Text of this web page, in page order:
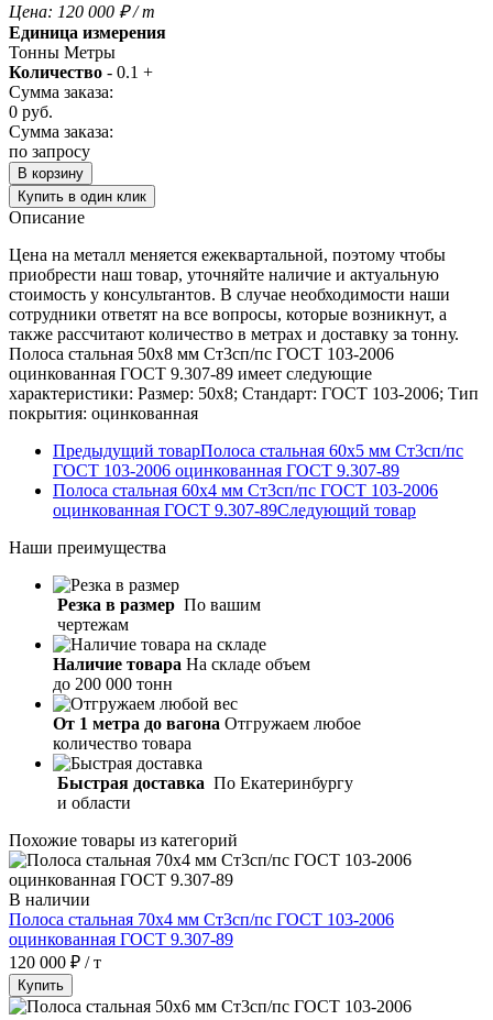
Цена: 120 000 ₽/ т
Единица измерения
Тонны Метры
Количество - 0.1 +
Сумма заказа:
0 руб.
Сумма заказа:
по запросу
В корзину
Купить в один клик
Описание
Цена на металл меняется ежеквартальной, поэтому чтобы
приобрести наш товар, уточняйте наличие и актуальную
стоимость у консультантов. В случае необходимости наши
сотрудники ответят на все вопросы, которые возникнут, а
также рассчитают количество в метрах и доставку за тонну.
Полоса стальная 50х8 мм Ст3сп/пс ГОСТ 103-2006
оцинкованная ГОСТ 9.307-89 имеет следующие
характеристики: Размер: 50х8; Стандарт: ГОСТ 103-2006; Тип
покрытия: оцинкованная
Предыдущий товарПолоса стальная 60х5 мм Ст3сп/пс
ГОСТ 103-2006 оцинкованная ГОСТ 9.307-89
Полоса стальная 60х4 мм Ст3сп/пс ГОСТ 103-2006
оцинкованная ГОСТ 9.307-89Следующий товар
Наши преимущества
Резка в размер По вашим
чертежам
Наличие товара На складе объем
до 200 000 тонн
От 1 метра до вагона Отгружаем любое
количество товара
Быстрая доставка По Екатеринбургу
и области
Похожие товары из категорий
В наличии
Полоса стальная 70х4 мм Ст3сп/пс ГОСТ 103-2006
оцинкованная ГОСТ 9.307-89
120 000 ₽ / т
Купить